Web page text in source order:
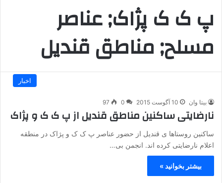
پ ک ک پژاک; عناصر
مسلح; مناطق قندیل
اخبار
بیتا وان 10 آگوست 2015 0
97
نارضایتی ساکنین مناطق قندیل از پ ک ک و پژاک
ساکنین روستاها ی قندیل از حضور عناصر پ ک ک و پژاک در منطقه
اعلام نارضایتی کرده اند. انجمن بی…
بیشتر بخوانید »